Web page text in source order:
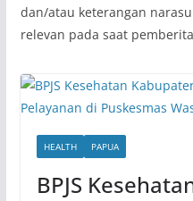
dan/atau keterangan
relevan pada saat
HEALTH PAPUA
BPJS